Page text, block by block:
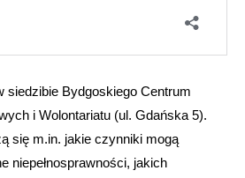
siedzibie Bydgoskiego Centrum
i Wolontariatu (ul. Gdańska 5).
się m.in. jakie czynniki mogą
niepełnosprawności, jakich